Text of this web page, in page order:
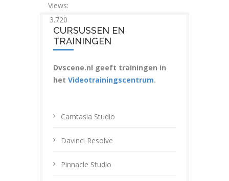
Views:
3.720
CURSUSSEN EN
TRAININGEN
Dvscene.nl geeft trainingen in
het Videotrainingscentrum.
Camtasia Studio
Davinci Resolve
Pinnacle Studio